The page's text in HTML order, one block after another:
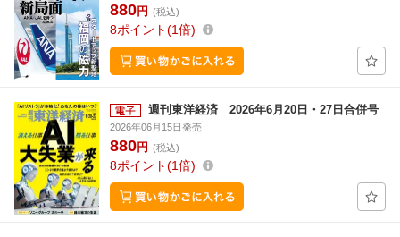
880円 (税込)
8ポイント 1倍
週刊東洋経済 2026年6月20日・27日合併号
2026年06月15日発売
880円 (税込)
8ポイント 1倍